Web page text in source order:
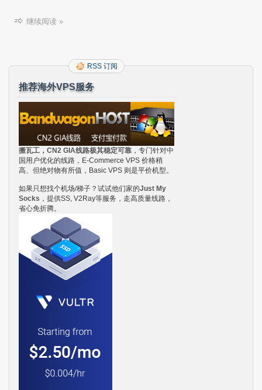
继续阅读 »
RSS 订阅
推荐海外VPS服务
搬瓦工，CN2 GIA线路极其稳定可靠 ，专门针对中
国用户优化的线路，E-Commerce VPS 价格稍
高、但绝对物有所值，Basic VPS 则是平价机型。
如果只想找个机场/梯子？试试他们家的Just My
Socks ，提供SS, V2Ray等服务，走高质量线路，
省心免折腾。